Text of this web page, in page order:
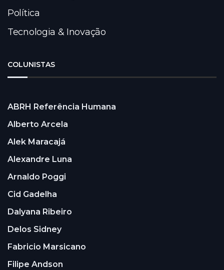
Política
Tecnologia & Inovação
COLUNISTAS
ABRH Referência Humana
Alberto Arcela
Alek Maracajá
Alexandre Luna
Arnaldo Poggi
Cid Gadelha
Dalyana Ribeiro
Delos Sidney
Fabricio Marsicano
Filipe Andson